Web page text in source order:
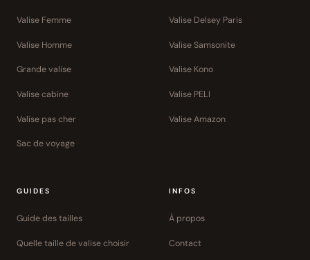
Valise Femme
Valise Homme
Grande valise
Valise cabine
Valise pas cher
Sac de voyage
Valise Delsey Paris
Valise Samsonite
Valise Kono
Valise PELI
Valise Amazon
GUIDES
Guide des tailles
Quelle taille de valise choisir
INFOS
À propos
Contact